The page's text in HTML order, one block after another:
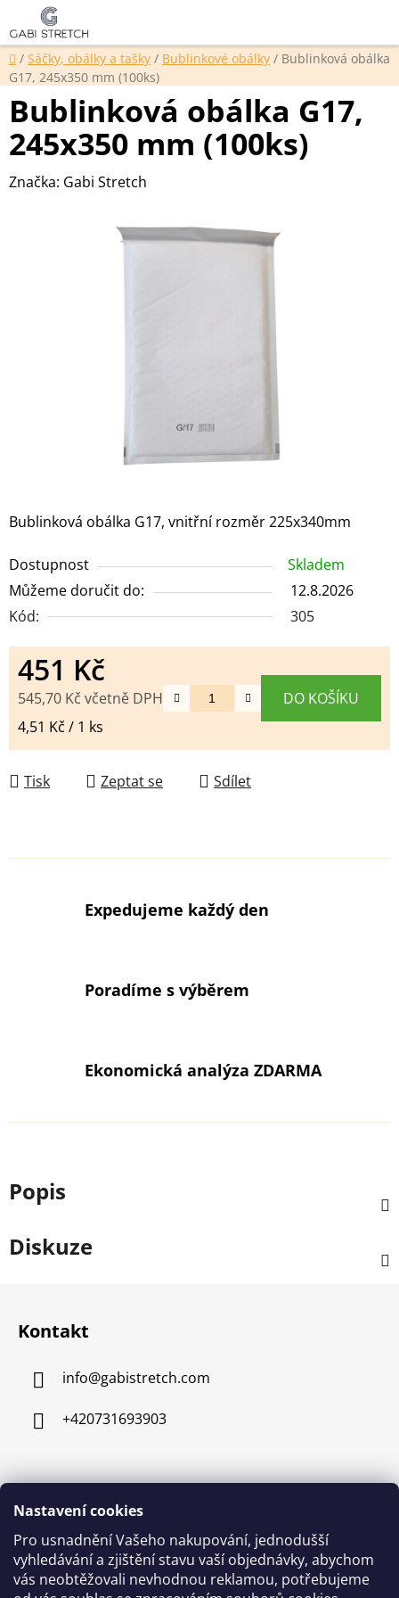
Nastavení cookies
Pro usnadnění Vašeho nakupování, jednodušší
vyhledávání a zjištění stavu vaší objednávky, abychom
vás neobtěžovali nevhodnou reklamou, potřebujeme
na
obsah
KOŠÍK
Domů
/ Sáčky, obálky a tašky / Bublinkové obálky / Bublinková obálka
G17, 245x350 mm (100ks)
Bublinková obálka G17, vnitřní rozměr 225x340mm
Dostupnost
Skladem
Můžeme doručit do:
12.8.2026
Kód:
305
451 Kč
545,70 Kč včetně DPH
Měrná cena:
4,51 Kč / 1 ks
DO KOŠÍKU
Tisk Zeptat se Sdílet
Bublinková obálka G17,
245x350 mm (100ks)
Značka: Gabi Stretch
Expedujeme každý den
Poradíme s výběrem
Ekonomická analýza ZDARMA
Popis
Diskuze
Kontakt
info@gabistretch.com
+420731693903
Obchodní podmínky
Podmínky ochrany osobních údajů
Reklamace a výměna zboží